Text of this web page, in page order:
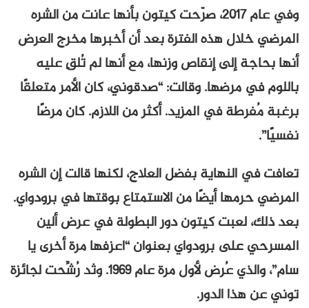
وفي عام ٢٠١٧، صرّحت كيتون بأنها عانت من الشره
المرضي خلال هذه الفترة بعد أن أخبرها مخرج العرض
أنها بحاجة إلى إنقاص وزنها، مع أنها لم تُلقِ عليه
باللوم في مرضها. وقالت: “صدقوني، كان الأمر متعلقًا
برغبة مُفرطة في المزيد. أكثر من اللازم. كان مرضًا
نفسيًا”.
تعافت في النهاية بفضل العلاج، لكنها قالت إن الشره
المرضي حرمها أيضًا من الاستمتاع بوقتها في برودواي.
بعد ذلك، لعبت كيتون دور البطولة في عرض ألين
المسرحي على برودواي بعنوان “اعزفها مرة أخرى يا
سام”، والذي عُرض لأول مرة عام ١٩٦٩. وثد رُشِّحت لجائزة
توني عن هذا الدور.